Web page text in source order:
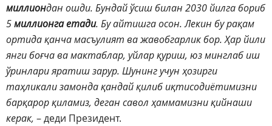
миллиондан ошди. Бундай ўсиш билан 2030 йилга бориб
5миллионга етади. Бу айтишга осон. Лекин бу рақам
ортида қанча масъулият ва жавобгарлик бор. Ҳар йили
янги боғча ва мактаблар, уйлар қуриш, юз минглаб иш
ўринлари яратиш зарур. Шунинг учун ҳозирги
таҳликали замонда қандай қилиб иқтисодиётимизни
барқарор қиламиз, деган савол ҳаммамизни қийнаши
керак, – деди Президент.